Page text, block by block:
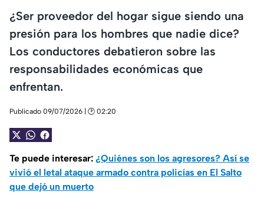
¿Ser proveedor del hogar sigue siendo una
presión para los hombres que nadie dice?
Los conductores debatieron sobre las
responsabilidades económicas que
enfrentan.
Publicado 09/07/2026 | 🕑 02:20
Te puede interesar: ¿Quiénes son los agresores? Así se
vivió el letal ataque armado contra policías en El Salto
que dejó un muerto